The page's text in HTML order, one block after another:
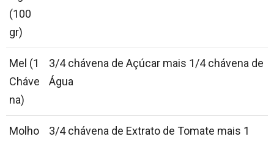
(100
gr)
Mel (1
Cháve
na)
3/4 chávena de Açúcar mais 1/4 chávena de
Água
Molho
3/4 chávena de Extrato de Tomate mais 1